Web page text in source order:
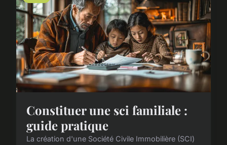
Constituer une sci familiale :
guide pratique
La création d'une Société Civile Immobilière (SCI)